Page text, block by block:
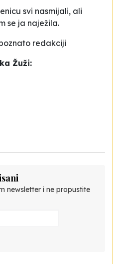
svi nasmijali, ali
se ja naježila.
redakciji
Žuži:
newsletter i ne propustite